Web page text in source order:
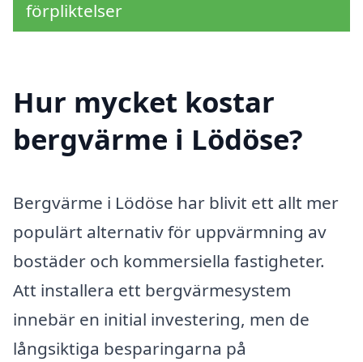
förpliktelser
Hur mycket kostar
bergvärme i Lödöse?
Bergvärme i Lödöse har blivit ett allt mer
populärt alternativ för uppvärmning av
bostäder och kommersiella fastigheter.
Att installera ett bergvärmesystem
innebär en initial investering, men de
långsiktiga besparingarna på